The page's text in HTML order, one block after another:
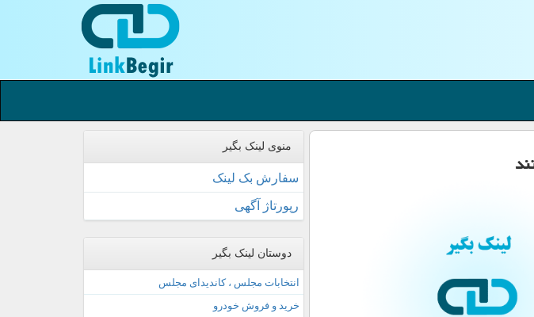
منوی لینک بگیر
سفارش بک لینک
رپورتاژ آگهی
دوستان لینک بگیر
انتخابات مجلس ، کاندیدای مجلس
خرید و فروش خودرو